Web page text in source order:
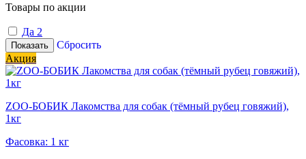
Товары по акции
Да 2
Показать
Сбросить
Акция
ZОО-БОБИК Лакомства для собак (тёмный рубец говяжий),
1кг
Фасовка: 1 кг